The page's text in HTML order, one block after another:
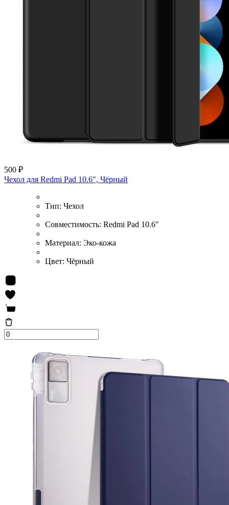
500 ₽
Чехол для Redmi Pad 10.6", Чёрный
Тип: Чехол
Совместимость: Redmi Pad 10.6"
Материал: Эко-кожа
Цвет: Чёрный